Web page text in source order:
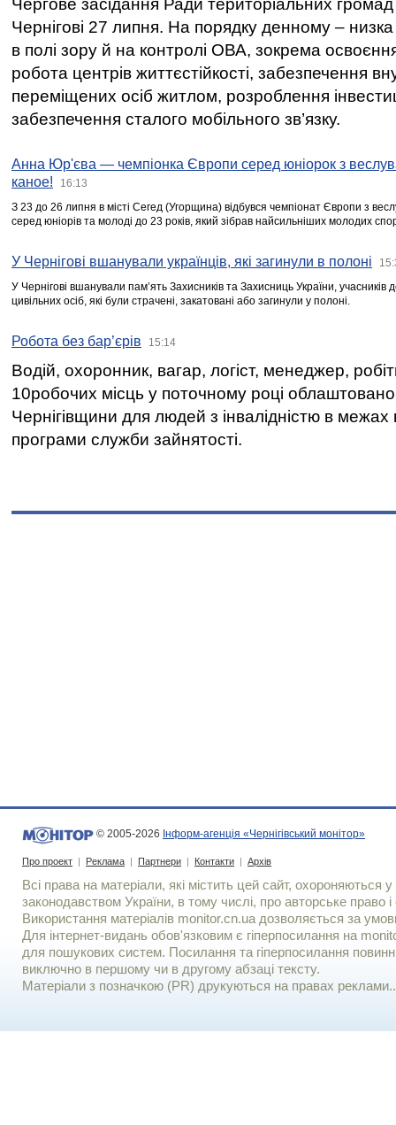
Чергове засідання Ради територіальних громад
Чернігові 27 липня. На порядку денному –
в полі зору й на контролі ОВА, зокрема освоєння
робота центрів життєстійкості, забезпечення
переміщених осіб житлом, розроблення
забезпечення сталого мобільного зв’язку.
Анна Юр'єва — чемпіонка Європи серед юніорок з
каное!
16:13
З 23 до 26 липня в місті Сегед (Угорщина) відбувся чемпіонат Європи з
серед юніорів та молоді до 23 років, який зібрав найсильніших молодих
У Чернігові вшанували українців, які загинули в полоні
У Чернігові вшанували пам’ять Захисників та Захисниць України,
цивільних осіб, які були страчені, закатовані або загинули у полоні.
Робота без бар’єрів 15:14
Водій, охоронник, вагар, логіст, менеджер,
10робочих місць у поточному році
Чернігівщини для людей з інвалідністю в межах
програми служби зайнятості.
© 2005-2026 Інформ-агенція «Чернігівський монітор»
Про проект | Реклама | Партнери | Контакти | Архів
Всі права на матеріали, які містить цей сайт, охороняються у
законодавством України, в тому числі, про авторське право і
Використання матерiалiв monitor.cn.ua дозволяється за
Для iнтернет-видань обов'язковим є гiперпосилання на
для пошукових систем. Посилання та гіперпосилання
виключно в першому чи в другому абзаці тексту.
Матеріали з позначкою (PR) друкуються на правах реклами..